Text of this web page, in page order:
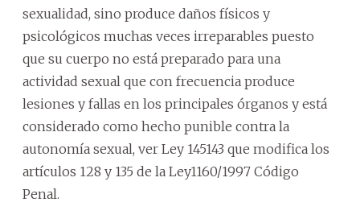
sexualidad, sino produce daños físicos y
psicológicos muchas veces irreparables puesto
que su cuerpo no está preparado para una
actividad sexual que con frecuencia produce
lesiones y fallas en los principales órganos y está
considerado como hecho punible contra la
autonomía sexual, ver Ley 145143 que modifica los
artículos 128 y 135 de la Ley1160/1997 Código
Penal.